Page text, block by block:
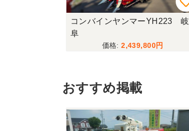
コンバインヤンマーYH223 岐
阜
2,439,800
おすすめ掲載